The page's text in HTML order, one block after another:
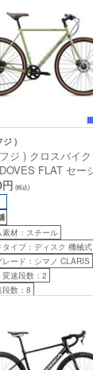
ジ )
ジ ) クロスバイク
FLAT セー
( 身長目安165cm
(税込)
素材：スチール
タイプ：ディスク 機械式
レード：シマノ CLARIS
変速段数：2
段数：8